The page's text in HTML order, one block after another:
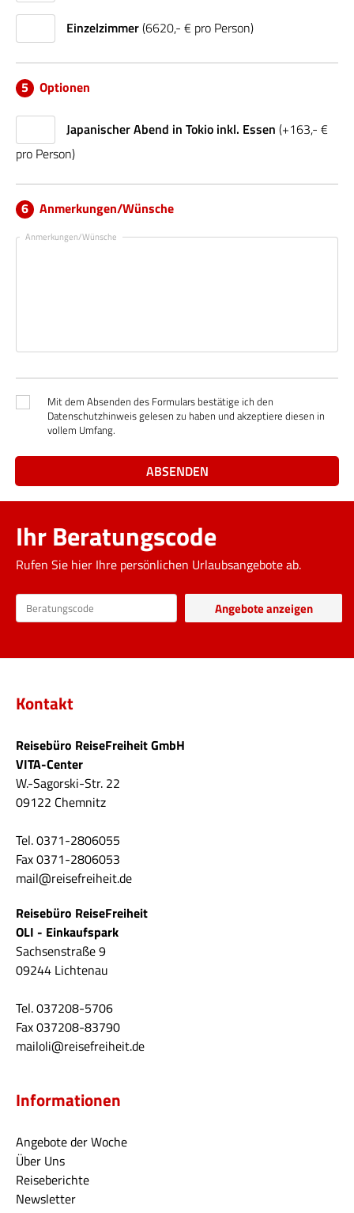
Einzelzimmer(6620,- € pro Person)
Optionen
Japanischer Abend in Tokio inkl. Essen (+163,- €
pro Person)
Anmerkungen/Wünsche
Anmerkungen/Wünsche
Mit dem Absenden des Formulars bestätige ich den
Datenschutzhinweis gelesen zu haben und akzeptiere diesen in
vollem Umfang.
ABSENDEN
Ihr Beratungscode
Rufen Sie hier Ihre persönlichen Urlaubsangebote ab.
Kontakt
Reisebüro ReiseFreiheit GmbH
VITA-Center
W.-Sagorski-Str. 22
09122 Chemnitz
Tel. 0371-2806055
Fax 0371-2806053
mail@reisefreiheit.de
Reisebüro ReiseFreiheit
OLI - Einkaufspark
Sachsenstraße 9
09244 Lichtenau
Tel. 037208-5706
Fax 037208-83790
mailoli@reisefreiheit.de
Informationen
Angebote der Woche
Über Uns
Reiseberichte
Newsletter